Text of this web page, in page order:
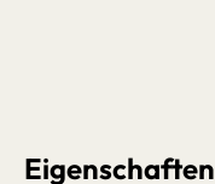
Eigenschaften